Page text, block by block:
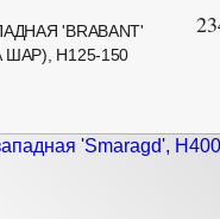
'BRABANT'
H125-150